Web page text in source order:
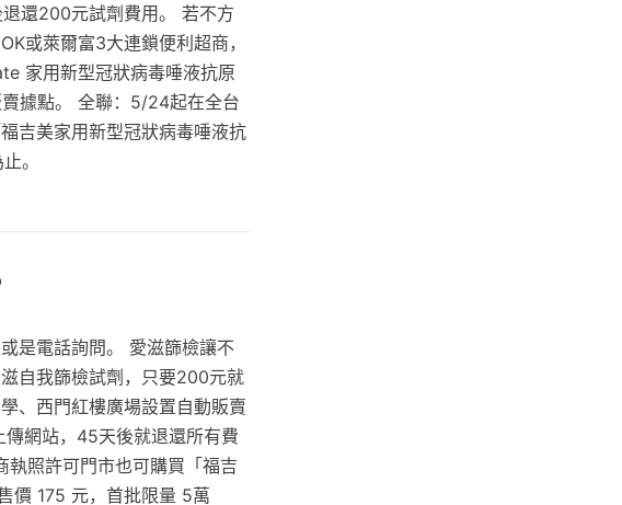
還200元試劑費用。 若不方
或萊爾富3大連鎖便利超商，
家用新型冠狀病毒唾液抗原
據點。 全聯：5/24起在全台
吉美家用新型冠狀病毒唾液抗
。
是電話詢問。 愛滋篩檢讓不
自我篩檢試劑，只要200元就
、西門紅樓廣場設置自動販賣
網站，45天後就退還所有費
照許可門市也可購買「福吉
價 175 元，首批限量 5萬